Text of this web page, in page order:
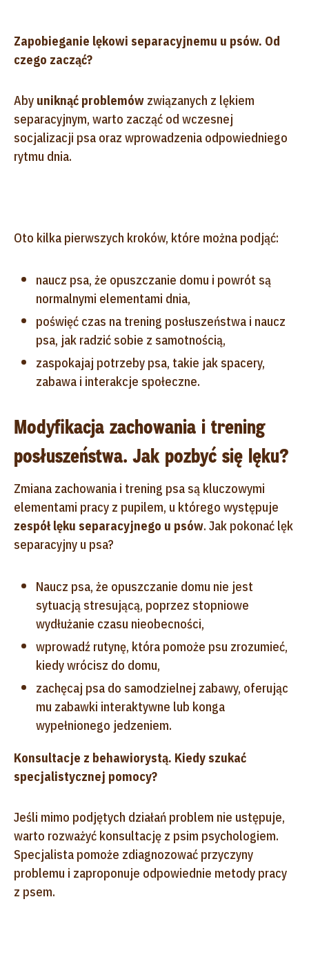
Zapobieganie lękowi separacyjnemu u psów. Od
czego zacząć?
Aby uniknąć problemów związanych z lękiem
separacyjnym, warto zacząć od wczesnej
socjalizacji psa oraz wprowadzenia odpowiedniego
rytmu dnia.
Oto kilka pierwszych kroków, które można podjąć:
naucz psa, że opuszczanie domu i powrót są
normalnymi elementami dnia,
poświęć czas na trening posłuszeństwa i naucz
psa, jak radzić sobie z samotnością,
zaspokajaj potrzeby psa, takie jak spacery,
zabawa i interakcje społeczne.
Modyfikacja zachowania i trening
posłuszeństwa. Jak pozbyć się lęku?
Zmiana zachowania i trening psa są kluczowymi
elementami pracy z pupilem, u którego występuje
zespół lęku separacyjnego u psów. Jak pokonać lęk
separacyjny u psa?
Naucz psa, że opuszczanie domu nie jest
sytuacją stresującą, poprzez stopniowe
wydłużanie czasu nieobecności,
wprowadź rutynę, która pomoże psu zrozumieć,
kiedy wrócisz do domu,
zachęcaj psa do samodzielnej zabawy, oferując
mu zabawki interaktywne lub konga
wypełnionego jedzeniem.
Konsultacje z behawiorystą. Kiedy szukać
specjalistycznej pomocy?
Jeśli mimo podjętych działań problem nie ustępuje,
warto rozważyć konsultację z psim psychologiem.
Specjalista pomoże zdiagnozować przyczyny
problemu i zaproponuje odpowiednie metody pracy
z psem.